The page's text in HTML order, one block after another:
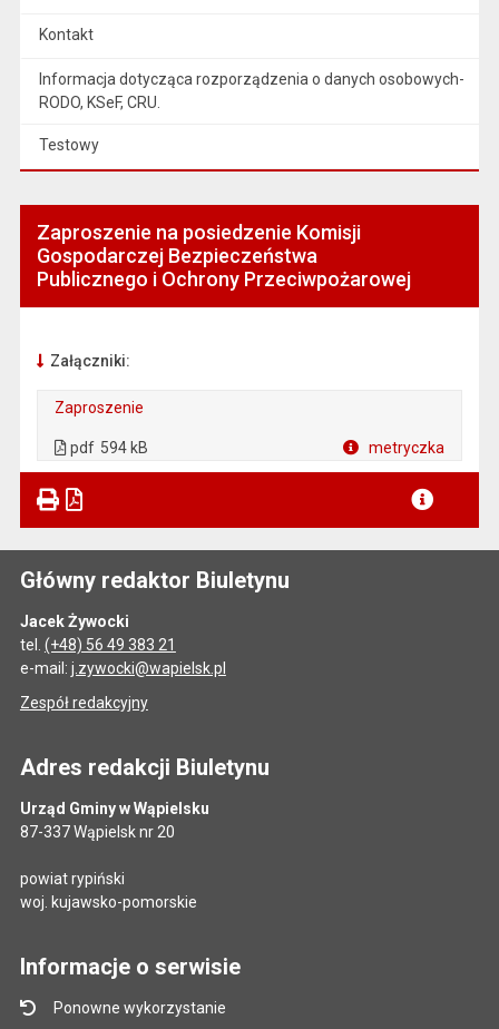
Kontakt
Informacja dotycząca rozporządzenia o danych osobowych-
RODO, KSeF, CRU.
Testowy
Zaproszenie na posiedzenie Komisji
Gospodarczej Bezpieczeństwa
Publicznego i Ochrony Przeciwpożarowej
Załączniki:
Zaproszenie
pdf 594 kB metryczka
Główny redaktor Biuletynu
Jacek Żywocki
tel. (+48) 56 49 383 21
e-mail: j.zywocki@wapielsk.pl
Zespół redakcyjny
Adres redakcji Biuletynu
Urząd Gminy w Wąpielsku
87-337 Wąpielsk nr 20
powiat rypiński
woj. kujawsko-pomorskie
Informacje o serwisie
Ponowne wykorzystanie